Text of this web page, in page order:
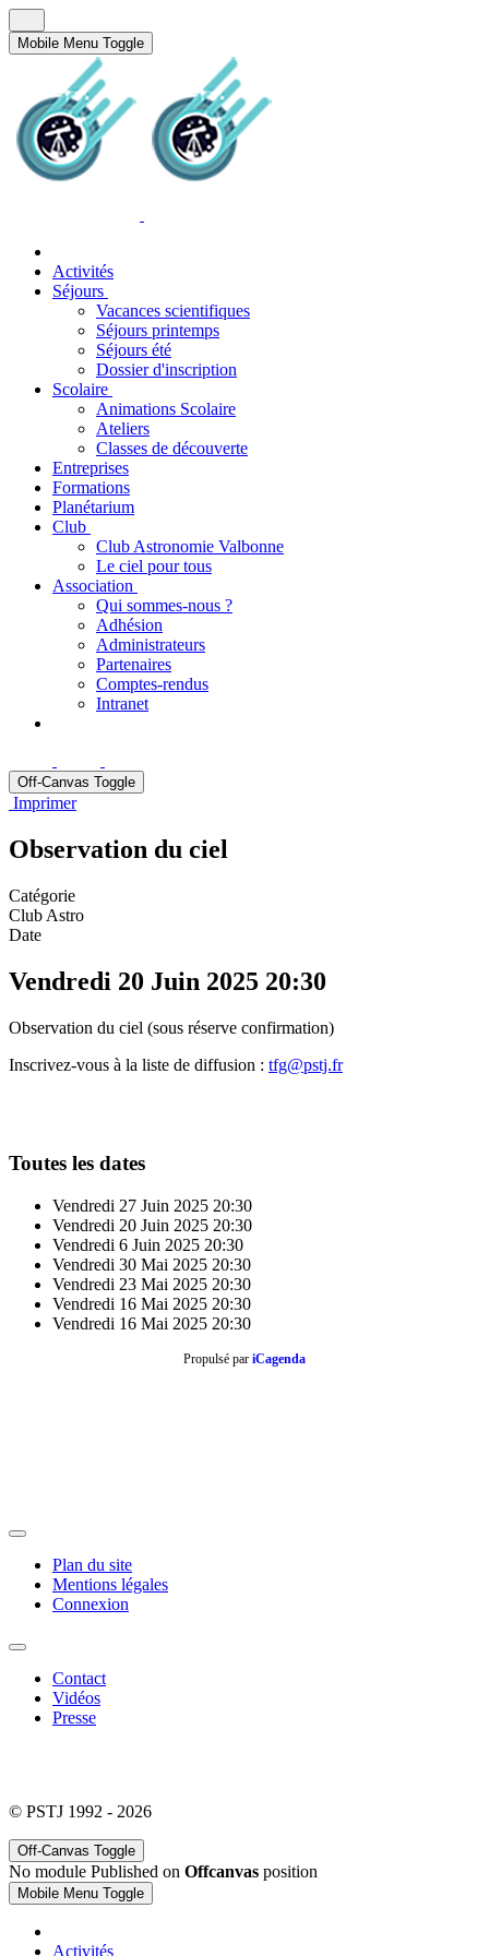
Mobile Menu Toggle
Activités
Séjours
Vacances scientifiques
Séjours printemps
Séjours été
Dossier d'inscription
Scolaire
Animations Scolaire
Ateliers
Classes de découverte
Entreprises
Formations
Planétarium
Club
Club Astronomie Valbonne
Le ciel pour tous
Association
Qui sommes-nous ?
Adhésion
Administrateurs
Partenaires
Comptes-rendus
Intranet
Off-Canvas Toggle
Imprimer
Observation du ciel
Catégorie
Club Astro
Date
Vendredi 20 Juin 2025 20:30
Observation du ciel (sous réserve confirmation)
Inscrivez-vous à la liste de diffusion : tfg@pstj.fr
Toutes les dates
Vendredi 27 Juin 2025 20:30
Vendredi 20 Juin 2025 20:30
Vendredi 6 Juin 2025 20:30
Vendredi 30 Mai 2025 20:30
Vendredi 23 Mai 2025 20:30
Vendredi 16 Mai 2025 20:30
Vendredi 16 Mai 2025 20:30
Propulsé par iCagenda
Plan du site
Mentions légales
Connexion
Contact
Vidéos
Presse
© PSTJ 1992 - 2026
Off-Canvas Toggle
No module Published on Offcanvas position
Mobile Menu Toggle
Activités